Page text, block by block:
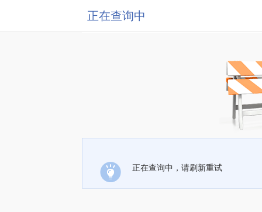
正在查询中
正在查询中，请刷新重试